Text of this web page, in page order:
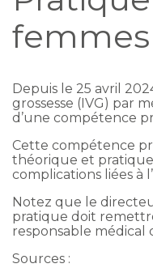
femmes
Depuis le 25 avril
grossesse (IVG) par
d’une compétence
Cette compétence
théorique et pratique
complications liées à
Notez que le
pratique doit
responsable médical
Sources :